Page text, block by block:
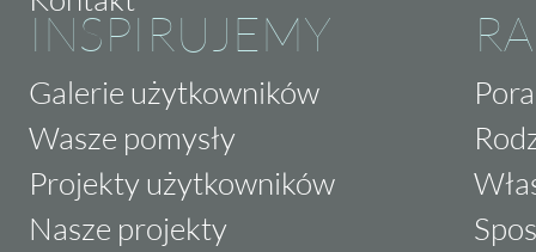
INSPIRUJEMY
Galerie użytkowników
Wasze pomysły
Projekty użytkowników
Nasze projekty